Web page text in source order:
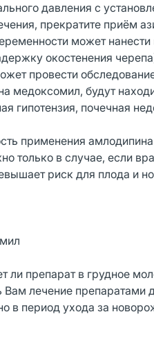
давления с
прекратите приём
может
окостенения
провести
медоксомил, будут
гипотензия, почечная
применения
только в случае, если
риск для плода и
ли препарат в грудное
Вам лечение
в период ухода за